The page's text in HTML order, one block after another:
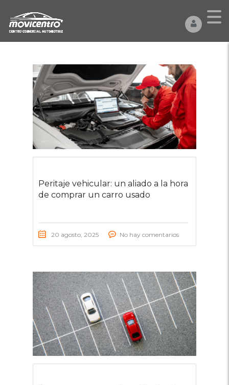
Peritaje vehicular: un aliado a la hora
de comprar un carro usado
20 agosto, 2025 No hay comentarios